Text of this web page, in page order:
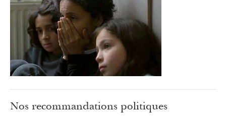
Nos recommandations politiques